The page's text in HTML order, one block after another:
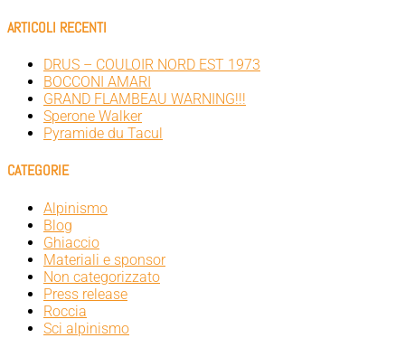
ARTICOLI RECENTI
DRUS – COULOIR NORD EST 1973
BOCCONI AMARI
GRAND FLAMBEAU WARNING!!!
Sperone Walker
Pyramide du Tacul
CATEGORIE
Alpinismo
Blog
Ghiaccio
Materiali e sponsor
Non categorizzato
Press release
Roccia
Sci alpinismo